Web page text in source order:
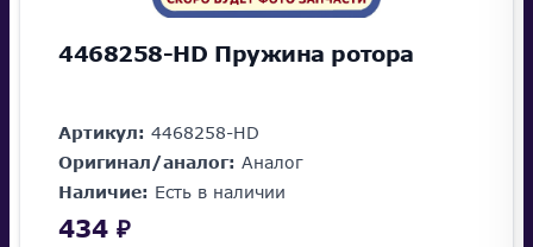
4468258-HD Пружина ротора
Артикул: 4468258-HD
Оригинал/аналог: Аналог
Наличие: Есть в наличии
434 ₽